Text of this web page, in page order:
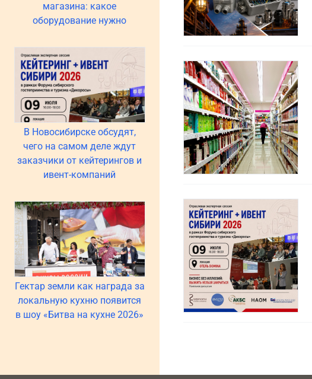
магазина: какое
оборудование нужно
В Новосибирске обсудят,
чего на самом деле ждут
заказчики от кейтерингов и
ивент-компаний
Гектар земли как награда за
локальную кухню появится
в шоу «Битва на кухне 2026»